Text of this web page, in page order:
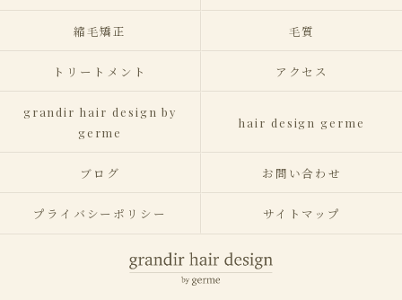
縮毛矯正 毛質
トリートメント アクセス
grandir hair design by
germe
hair design germe
ブログ お問い合わせ
プライバシーポリシー サイトマップ